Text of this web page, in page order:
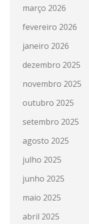
março 2026
fevereiro 2026
janeiro 2026
dezembro 2025
novembro 2025
outubro 2025
setembro 2025
agosto 2025
julho 2025
junho 2025
maio 2025
abril 2025